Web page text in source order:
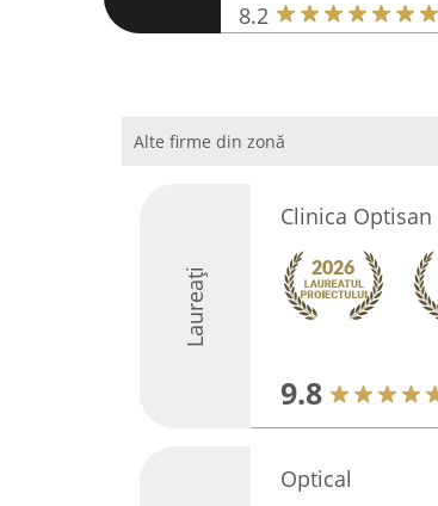
8.2
Alte firme din zonă
Laureați
Clinica Optisan
9.8
Optical